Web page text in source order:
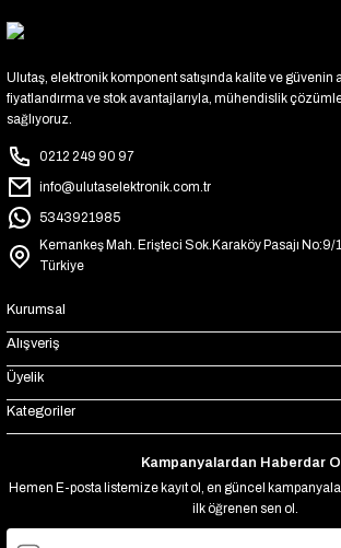
Ulutaş, elektronik komponent satışında kalite ve güvenin
fiyatlandırma ve stok avantajlarıyla, mühendislik
sağlıyoruz.
0212 249 90 97
info@ulutaselektronik.com.tr
5343921985
Kemankeş Mah. Erişteci Sok.Karaköy Pasajı No:9/
Türkiye
Kurumsal
Alışveriş
Üyelik
Kategoriler
Kampanyalardan Haberdar
Hemen E-posta listemize kayıt ol, en güncel
ilk öğrenen sen ol.